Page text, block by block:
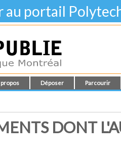
au portail
propos Déposer Parcourir
DONT